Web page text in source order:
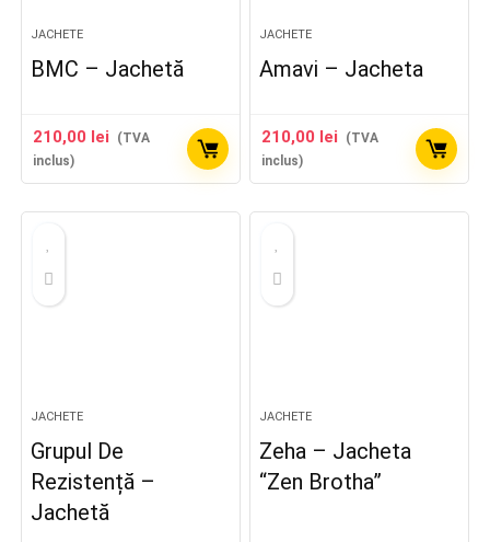
JACHETE
BMC – Jachetă
210,00 lei
(TVA
inclus)
JACHETE
Amavi – Jacheta
210,00 lei
(TVA
inclus)
JACHETE
Grupul De
Rezistență –
Jachetă
JACHETE
Zeha – Jacheta
“Zen Brotha”